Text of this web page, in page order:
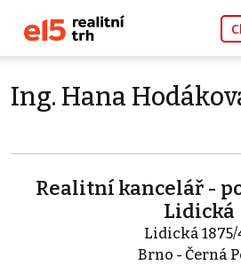
Ing. Hana
Realitní kancelář -
Lidická
Lidická 1875/
Brno - Černá